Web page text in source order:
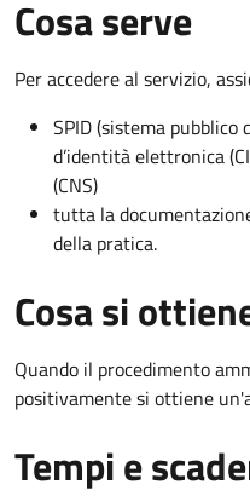
Cosa serve
Per accedere al servizio,
SPID (sistema
d’identità elettronica
(CNS)
tutta la
della pratica.
Cosa si
Quando il procedimento
positivamente si ottiene
Tempi e